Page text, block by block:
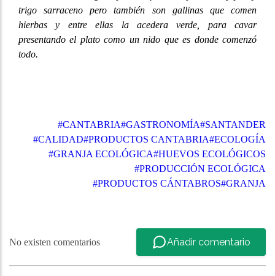
trigo sarraceno pero también son gallinas que comen
hierbas y entre ellas la acedera verde, para cavar
presentando el plato como un nido que es donde comenzó
todo.
#CANTABRIA#GASTRONOMÍA#SANTANDER
#CALIDAD#PRODUCTOS CANTABRIA#ECOLOGÍA
#GRANJA ECOLÓGICA#HUEVOS ECOLÓGICOS
#PRODUCCIÓN ECOLÓGICA
#PRODUCTOS CÁNTABROS#GRANJA
No existen comentarios Añadir comentario